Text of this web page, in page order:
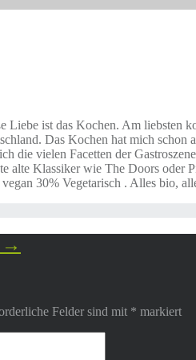
ist das Kochen. Am liebsten
Das Kochen hat mich schon
die vielen Facetten der
alte Klassiker wie The Doors
30% Vegetarisch . Alles
→
Felder sind mit * markiert